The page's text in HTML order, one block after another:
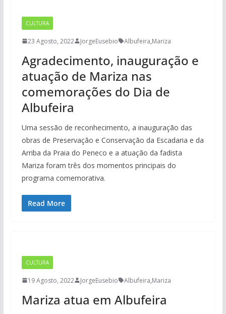
CULTURA
23 Agosto, 2022 JorgeEusebio Albufeira,Mariza
Agradecimento, inauguração e
atuação de Mariza nas
comemorações do Dia de
Albufeira
Uma sessão de reconhecimento, a inauguração das
obras de Preservação e Conservação da Escadaria e da
Arriba da Praia do Peneco e a atuação da fadista
Mariza foram três dos momentos principais do
programa comemorativa.
Read More
CULTURA
19 Agosto, 2022 JorgeEusebio Albufeira,Mariza
Mariza atua em Albufeira